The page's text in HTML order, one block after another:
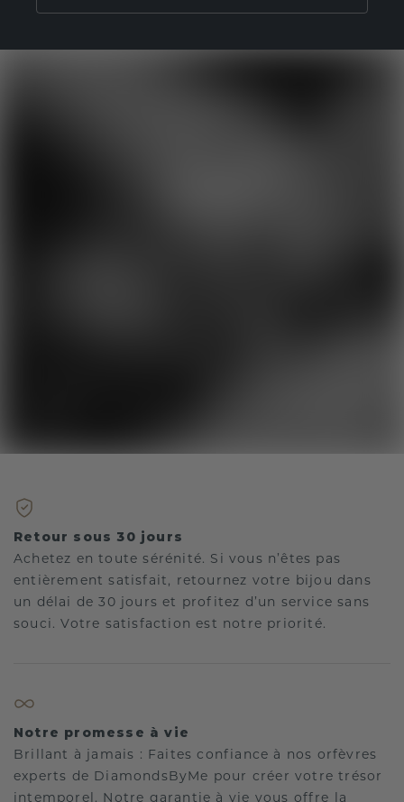
Retour sous 30 jours
Achetez en toute sérénité. Si vous n’êtes pas
entièrement satisfait, retournez votre bijou dans
un délai de 30 jours et profitez d’un service sans
souci. Votre satisfaction est notre priorité.
Notre promesse à vie
Brillant à jamais : Faites confiance à nos orfèvres
experts de DiamondsByMe pour créer votre trésor
intemporel. Notre garantie à vie vous offre la